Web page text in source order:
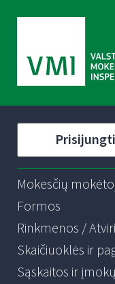
Prisijungti
Mokesčių
Formos
Rinkmenos /
Skaičiuoklės ir
Sąskaitos ir